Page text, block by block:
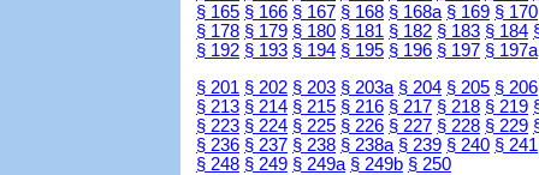
§ 165 § 166 § 167 § 168 § 168a § 169 § 170
§ 178 § 179 § 180 § 181 § 182 § 183 § 184
§ 192 § 193 § 194 § 195 § 196 § 197 § 197a
§ 201 § 202 § 203 § 203a § 204 § 205 § 206
§ 213 § 214 § 215 § 216 § 217 § 218 § 219
§ 223 § 224 § 225 § 226 § 227 § 228 § 229
§ 236 § 237 § 238 § 238a § 239 § 240 § 241
§ 248 § 249 § 249a § 249b § 250